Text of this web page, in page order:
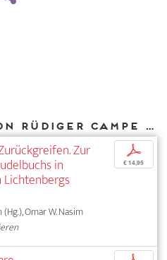
Weitere Texte von Rüdiger Campe bei DIAPHANES
Zur
in
Lichtenbergs
Omar W. Nasim
p
€ 14,95